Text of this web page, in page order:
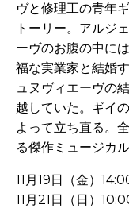
ヴと修理工の青年
トーリー。アルジ
ーヴのお腹の中に
福な実業家と結婚
ュヌヴィエーヴの
越していた。ギイ
よって立ち直る。
る傑作ミュージカル
11月19日（金）
11月21日（日）